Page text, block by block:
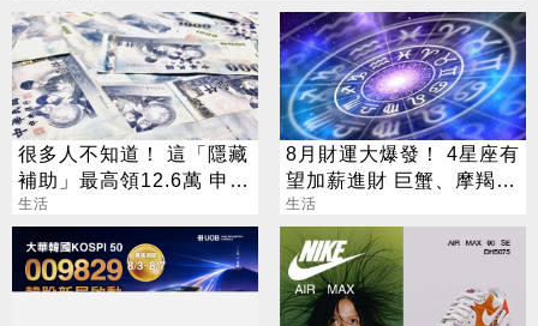
很多人不知道！ 這「隱藏
補助」最高領12.6萬 申請
資格一次看
生活
8月財運大爆發！ 4星座有
望加薪進財 巨蟹、摩羯最
有感
生活